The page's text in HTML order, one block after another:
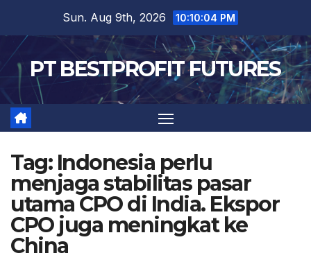
content
Sun. Aug 9th, 2026 10:10:06 PM
PT BESTPROFIT FUTURES
Tag: Indonesia perlu
menjaga stabilitas pasar
utama CPO di India. Ekspor
CPO juga meningkat ke
China